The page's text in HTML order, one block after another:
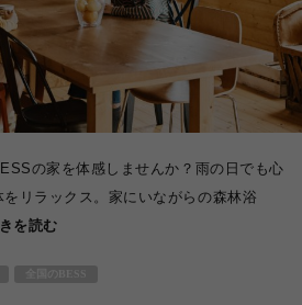
の家を体感しませんか？雨の日でも心
リラックス。家にいながらの森林浴
を読む